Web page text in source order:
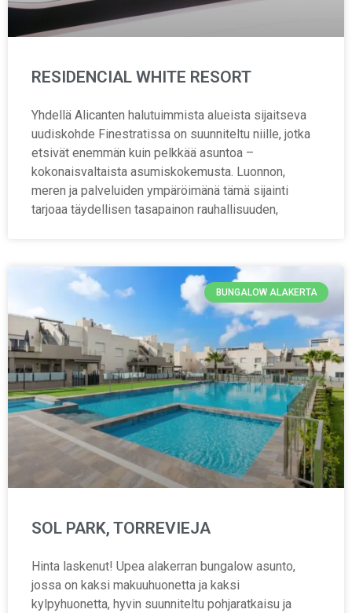
RESIDENCIAL WHITE RESORT
Yhdellä Alicanten halutuimmista alueista sijaitseva
uudiskohde Finestratissa on suunniteltu niille, jotka
etsivät enemmän kuin pelkkää asuntoa –
kokonaisvaltaista asumiskokemusta. Luonnon,
meren ja palveluiden ympäröimänä tämä sijainti
tarjoaa täydellisen tasapainon rauhallisuuden,
BUNGALOW ALAKERTA
SOL PARK, TORREVIEJA
Hinta laskenut! Upea alakerran bungalow asunto,
jossa on kaksi makuuhuonetta ja kaksi
kylpyhuonetta, hyvin suunniteltu pohjaratkaisu ja